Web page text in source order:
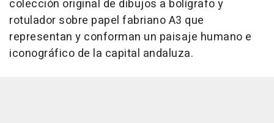
colección original de dibujos a bolígrafo y
rotulador sobre papel fabriano A3 que
representan y conforman un paisaje humano e
iconográfico de la capital andaluza.